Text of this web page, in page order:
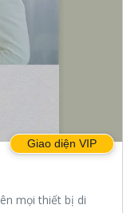
Giao diện VIP
mọi thiết bị di